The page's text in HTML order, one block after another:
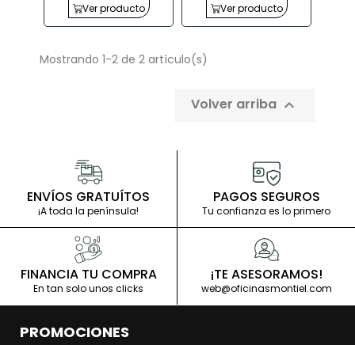
Ver producto
Ver producto
Mostrando 1-2 de 2 artículo(s)
Volver arriba 
ENVÍOS GRATUÍTOS
¡A toda la península!
PAGOS SEGUROS
Tu confianza es lo primero
FINANCIA TU COMPRA
En tan solo unos clicks
¡TE ASESORAMOS!
web@oficinasmontiel.com
PROMOCIONES